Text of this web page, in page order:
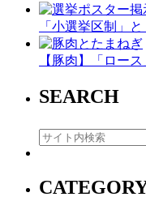
「小選挙区制」
【豚肉】「ロー
SEARCH